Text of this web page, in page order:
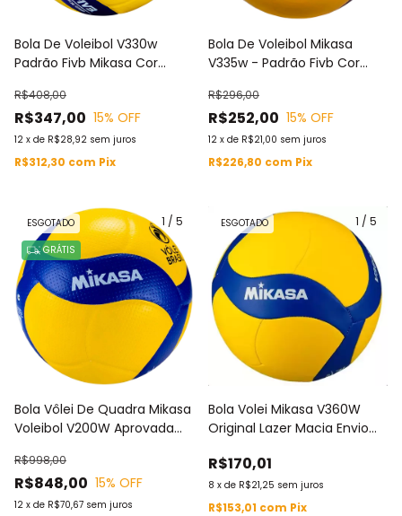
Bola De Voleibol V330w
Padrão Fivb Mikasa Cor
R$347,00
R$408,00
15% OFF
12 x de R$28,92 sem juros
R$312,30 com Pix
Bola De Voleibol Mikasa
V335w - Padrão Fivb Cor
R$252,00
R$296,00
15% OFF
12 x de R$21,00 sem juros
R$226,80 com Pix
1 / 5
ESGOTADO
GRÁTIS
Bola Vôlei De Quadra Mikasa
Voleibol V200W Aprovada
R$848,00
R$998,00
15% OFF
12 x de R$70,67 sem juros
1 / 5
ESGOTADO
Bola Volei Mikasa V360W
Original Lazer Macia Envio
R$170,01
8 x de R$21,25 sem juros
R$153,01 com Pix